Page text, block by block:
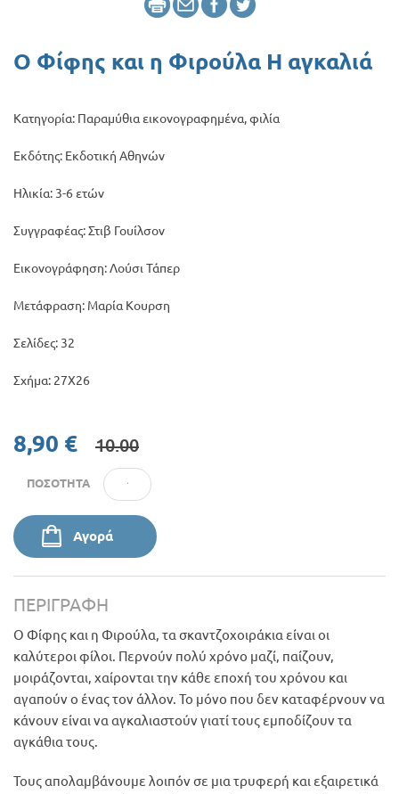
Ο Φίφης και η Φιρούλα Η αγκαλιά
Κατηγορία: Παραμύθια εικονογραφημένα, φιλία
Εκδότης: Εκδοτική Αθηνών
Ηλικία: 3-6 ετών
Συγγραφέας: Στιβ Γουίλσον
Εικονογράφηση: Λούσι Τάπερ
Μετάφραση: Μαρία Κουρση
Σελίδες: 32
Σχήμα: 27Χ26
8,90 € 10.00
ΠΟΣΌΤΗΤΑ
Αγορά
ΠΕΡΙΓΡΑΦΉ
Ο Φίφης και η Φιρούλα, τα σκαντζοχοιράκια είναι οι
καλύτεροι φίλοι. Περνούν πολύ χρόνο μαζί, παίζουν,
μοιράζονται, χαίρονται την κάθε εποχή του χρόνου και
αγαπούν ο ένας τον άλλον. Το μόνο που δεν καταφέρνουν να
κάνουν είναι να αγκαλιαστούν γιατί τους εμποδίζουν τα
αγκάθια τους.
Τους απολαμβάνουμε λοιπόν σε μια τρυφερή και εξαιρετικά